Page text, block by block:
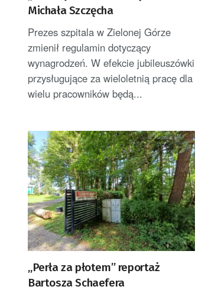
Michała Szczęcha
Prezes szpitala w Zielonej Górze
zmienił regulamin dotyczący
wynagrodzeń. W efekcie jubileuszówki
przysługujące za wieloletnią pracę dla
wielu pracowników będą...
„Perła za płotem” reportaż
Bartosza Schaefera